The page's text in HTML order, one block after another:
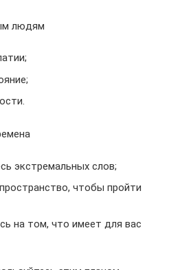
людям
экстремальных слов;
чтобы пройти
на том, что имеет для вас